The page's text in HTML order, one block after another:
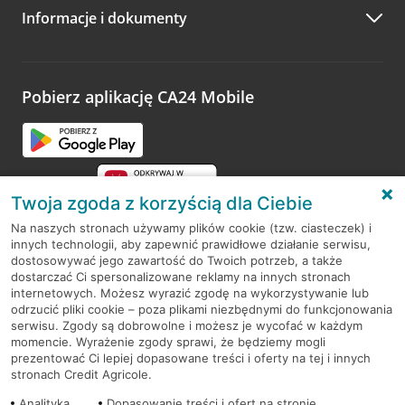
Zachęcamy do podzielenia się z nami opinią o wizycie.
opinie.
Informacje i dokumenty
Pobierz aplikację CA24 Mobile
RODO
Regulamin serwisu
Mapa serwisu
PolitykaCookies
Twoja zgoda z korzyścią dla Ciebie
Na naszych stronach używamy plików cookie (tzw. ciasteczek) i
innych technologii, aby zapewnić prawidłowe działanie serwisu,
dostosowywać jego zawartość do Twoich potrzeb, a także
dostarczać Ci spersonalizowane reklamy na innych stronach
internetowych. Możesz wyrazić zgodę na wykorzystywanie lub
odrzucić pliki cookie – poza plikami niezbędnymi do funkcjonowania
serwisu. Zgody są dobrowolne i możesz je wycofać w każdym
momencie. Wyrażenie zgody sprawi, że będziemy mogli
prezentować Ci lepiej dopasowane treści i oferty na tej i innych
stronach Credit Agricole.